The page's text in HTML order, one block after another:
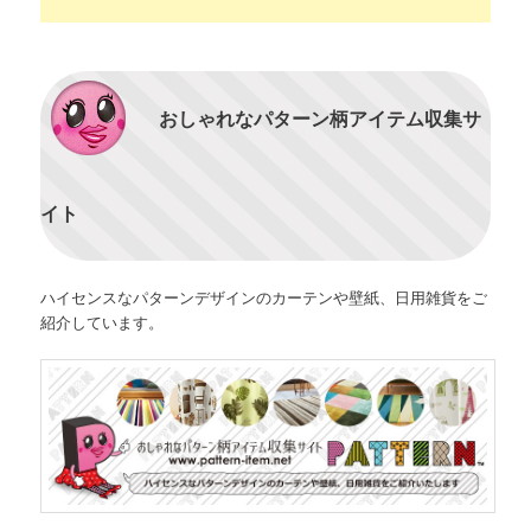
おしゃれなパターン柄アイテム収集サ
イト
ハイセンスなパターンデザインのカーテンや壁紙、日用雑貨をご
紹介しています。